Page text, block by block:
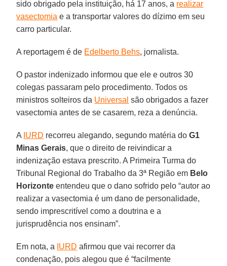
sido obrigado pela instituição, há 17 anos, a realizar
vasectomia e a transportar valores do dízimo em seu
carro particular.
A reportagem é de Edelberto Behs, jornalista.
O pastor indenizado informou que ele e outros 30
colegas passaram pelo procedimento. Todos os
ministros solteiros da Universal são obrigados a fazer
vasectomia antes de se casarem, reza a denúncia.
A IURD recorreu alegando, segundo matéria doG1
Minas Gerais, que o direito de reivindicar a
indenização estava prescrito. A Primeira Turma do
Tribunal Regional do Trabalho da 3ª Região em Belo
Horizonte entendeu que o dano sofrido pelo “autor ao
realizar a vasectomia é um dano de personalidade,
sendo imprescritível como a doutrina e a
jurisprudência nos ensinam”.
Em nota, a IURD afirmou que vai recorrer da
condenação, pois alegou que é “facilmente